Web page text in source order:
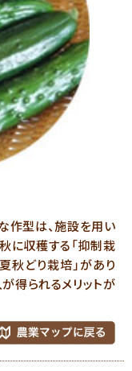
作型は、施設を用い
に収穫する「抑制栽
秋どり栽培」があり
得られるメリットが